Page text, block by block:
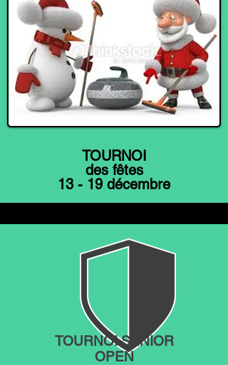
TOURNOI
des fêtes
13 - 19 décembre
TOURNOI SÉNIOR
OPEN